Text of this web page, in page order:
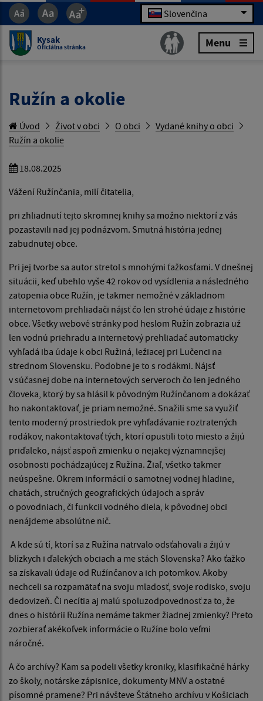
Slovenčina
Kysak
Oficiálna stránka Menu
Ružín a okolie
Úvod Život v obci O obci
Vydané knihy o obci
Ružín a okolie
18.08.2025
Vážení Ružínčania, milí čitatelia,
pri zhliadnutí tejto skromnej knihy sa možno niektorí z vás
pozastavili nad jej podnázvom. Smutná história jednej
zabudnutej obce.
Pri jej tvorbe sa autor stretol s mnohými ťažkosťami. V dnešnej
situácii, keď ubehlo vyše 42 rokov od vysídlenia a následného
zatopenia obce Ružín, je takmer nemožné v základnom
internetovom prehliadači nájsť čo len strohé údaje z histórie
obce. Všetky webové stránky pod heslom Ružín zobrazia už
len vodnú priehradu a internetový prehliadač automaticky
vyhľadá iba údaje k obci Ružiná, ležiacej pri Lučenci na
strednom Slovensku. Podobne je to s rodákmi. Nájsť
v súčasnej dobe na internetových serveroch čo len jedného
človeka, ktorý by sa hlásil k pôvodným Ružínčanom a dokázať
ho nakontaktovať, je priam nemožné. Snažili sme sa využiť
tento moderný prostriedok pre vyhľadávanie roztratených
rodákov, nakontaktovať tých, ktorí opustili toto miesto a žijú
priďaleko, nájsť aspoň zmienku o nejakej významnejšej
osobnosti pochádzajúcej z Ružína. Žiaľ, všetko takmer
neúspešne. Okrem informácií o samotnej vodnej hladine,
chatách, stručných geografických údajoch a správ
o povodniach, či funkcii vodného diela, k pôvodnej obci
nenájdeme absolútne nič.
A kde sú tí, ktorí sa z Ružína natrvalo odsťahovali a žijú v
blízkych i ďalekých obciach a me stách Slovenska? Ako ťažko
sa získavali údaje od Ružínčanov a ich potomkov. Akoby
nechceli sa rozpamätať na svoju mladosť, svoje rodisko, svoju
dedovizeň. Či necítia aj malú spoluzodpovednosť za to, že
dnes o histórii Ružína nemáme takmer žiadnej zmienky? Preto
zozbierať akékoľvek informácie o Ružíne bolo veľmi
náročné.
A čo archívy? Kam sa podeli všetky kroniky, klasifikačné hárky
zo školy, notárske zápisnice, dokumenty MNV a ostatné
písomné pramene? Pri návšteve Štátneho archívu v Košiciach